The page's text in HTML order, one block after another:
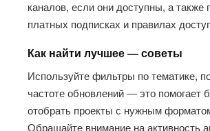
каналов, если они доступны, а также
платных подписках и правилах
Как найти лучшее — советы
Используйте фильтры по тематике,
частоте обновлений — это помогает
отобрать проекты с нужным
Обращайте внимание на активность